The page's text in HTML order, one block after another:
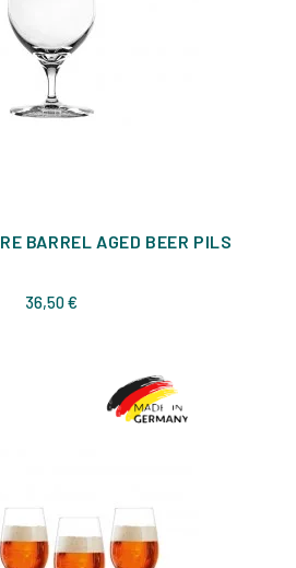
BARREL AGED BEER PILS
36,50 €